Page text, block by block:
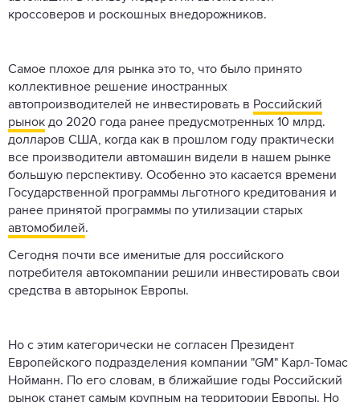
кроссоверов и роскошных внедорожников.
Самое плохое для рынка это то, что было принято
коллективное решение иностранных
автопроизводителей не инвестировать в Российский
рынок до 2020 года ранее предусмотренных 10 млрд.
долларов США, когда как в прошлом году практически
все производители автомашин видели в нашем рынке
большую перспективу. Особенно это касается времени
Государственной программы льготного кредитования и
ранее принятой программы по утилизации старых
автомобилей.
Сегодня почти все именитые для российского
потребителя автокомпании решили инвестировать свои
средства в авторынок Европы.
Но с этим категорически не согласен Президент
Европейского подразделения компании "GM" Карл-Томас
Нойманн. По его словам, в ближайшие годы Российский
рынок станет самым крупным на территории Европы. Но